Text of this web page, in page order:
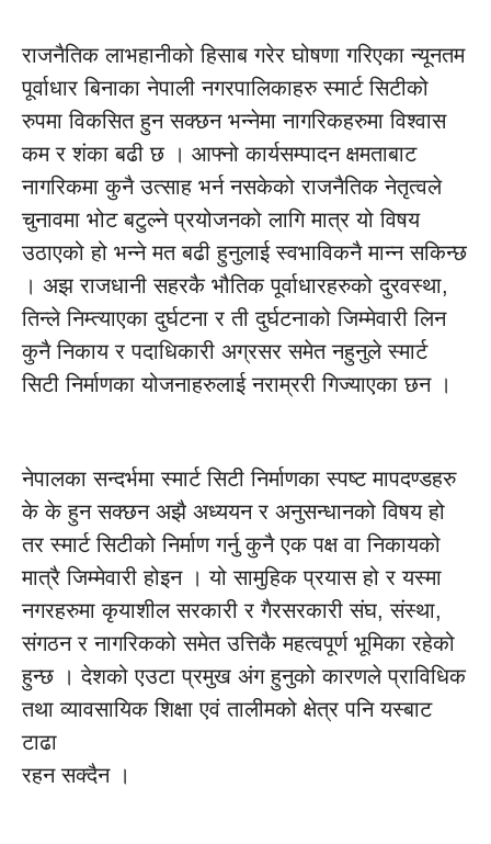
राजनैतिक लाभहानीको हिसाब गरेर घोषणा गरिएका न्यूनतम
पूर्वाधार बिनाका नेपाली नगरपालिकाहरु स्मार्ट सिटीको
रुपमा विकसित हुन सक्छन भन्नेमा नागरिकहरुमा विश्वास
कम र शंका बढी छ । आफ्नो कार्यसम्पादन क्षमताबाट
नागरिकमा कुनै उत्साह भर्न नसकेको राजनैतिक नेतृत्वले
चुनावमा भोट बटुल्ने प्रयोजनको लागि मात्र यो विषय
उठाएको हो भन्ने मत बढी हुनुलाई स्वभाविकनै मान्न सकिन्छ
। अझ राजधानी सहरकै भौतिक पूर्वाधारहरुको दुरवस्था,
तिन्ले निम्त्याएका दुर्घटना र ती दुर्घटनाको जिम्मेवारी लिन
कुनै निकाय र पदाधिकारी अग्रसर समेत नहुनुले स्मार्ट
सिटी निर्माणका योजनाहरुलाई नराम्ररी गिज्याएका छन ।
नेपालका सन्दर्भमा स्मार्ट सिटी निर्माणका स्पष्ट मापदण्डहरु
के के हुन सक्छन अझै अध्ययन र अनुसन्धानको विषय हो
तर स्मार्ट सिटीको निर्माण गर्नु कुनै एक पक्ष वा निकायको
मात्रै जिम्मेवारी होइन । यो सामुहिक प्रयास हो र यस्मा
नगरहरुमा कृयाशील सरकारी र गैरसरकारी संघ, संस्था,
संगठन र नागरिकको समेत उत्तिकै महत्वपूर्ण भूमिका रहेको
हुन्छ । देशको एउटा प्रमुख अंग हुनुको कारणले प्राविधिक
तथा व्यावसायिक शिक्षा एवं तालीमको क्षेत्र पनि यस्बाट
टाढा
रहन सक्दैन ।